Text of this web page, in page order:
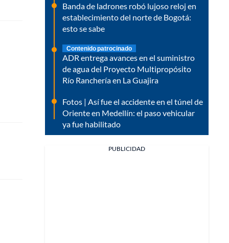
Banda de ladrones robó lujoso reloj en
establecimiento del norte de Bogotá:
esto se sabe
Contenido patrocinado
ADR entrega avances en el suministro
de agua del Proyecto Multipropósito
Río Ranchería en La Guajira
Fotos | Así fue el accidente en el túnel de
Oriente en Medellín: el paso vehicular
ya fue habilitado
PUBLICIDAD